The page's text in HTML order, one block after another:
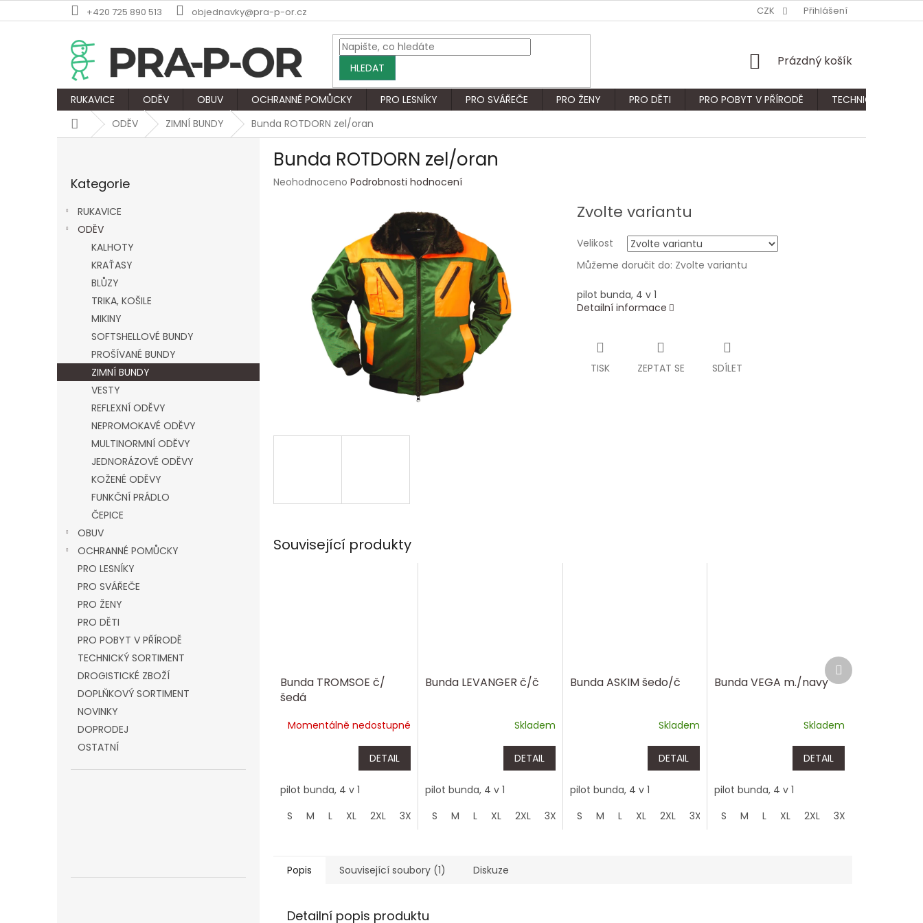
na
+420 725 890 513 objednavky@pra-p-or.cz CZK Přihlášení
HLEDAT
NÁKUPNÍ
Prázdný košík
RUKAVICE ODĚV OBUV OCHRANNÉ POMŮCKY PRO LESNÍKY PRO SVÁŘEČE PRO ŽENY PRO DĚTI PRO POBYT V PŘÍRODĚ
TECHNICKÝ
DomůODĚV ZIMNÍ BUNDY Bunda ROTDORN zel/oran
kategorie
Kategorie
RUKAVICE
ODĚV
KALHOTY
KRAŤASY
BLŮZY
TRIKA, KOŠILE
MIKINY
SOFTSHELLOVÉ BUNDY
PROŠÍVANÉ BUNDY
ZIMNÍ BUNDY
VESTY
REFLEXNÍ ODĚVY
NEPROMOKAVÉ ODĚVY
MULTINORMNÍ ODĚVY
JEDNORÁZOVÉ ODĚVY
KOŽENÉ ODĚVY
FUNKČNÍ PRÁDLO
ČEPICE
OBUV
OCHRANNÉ POMŮCKY
PRO LESNÍKY
PRO SVÁŘEČE
PRO ŽENY
PRO DĚTI
PRO POBYT V PŘÍRODĚ
TECHNICKÝ SORTIMENT
DROGISTICKÉ ZBOŽÍ
DOPLŇKOVÝ SORTIMENT
NOVINKY
DOPRODEJ
OSTATNÍ
Bunda ROTDORN zel/oran
Průměrné
Neohodnoceno Podrobnosti hodnocení
Zvolte variantu
Velikost
Můžeme doručit do: Zvolte variantu
pilot bunda, 4 v 1
Detailní informace
TISK ZEPTAT SE SDÍLET
Související produkty
Bunda TROMSOE č/
šedá
Momentálně nedostupné
DETAIL
pilot bunda, 4 v 1
S
M L XL 2XL 3XL 4XL
Bunda LEVANGER č/č
Skladem
DETAIL
pilot bunda, 4 v 1
S
M L XL 2XL 3XL 4XL
Bunda ASKIM šedo/č
Skladem
DETAIL
pilot bunda, 4 v 1
S
M L XL 2XL 3XL 4XL
Bunda VEGA m./navy
Skladem
DETAIL
pilot bunda, 4 v 1
S
M L XL 2XL 3XL
Další
produkt
Popis Související soubory (1) Diskuze
Detailní popis produktu